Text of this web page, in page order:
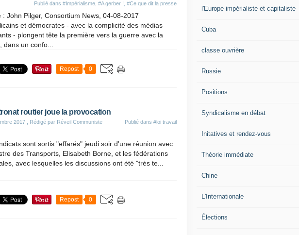
Publié dans #Impérialisme #A gerber ! #Ce que dit la presse
: John Pilger, Consortium News, 04-08-2017
et démocrates - avec la complicité des médias
- plongent tête la première vers la guerre avec la
dans un confo...
Repost 0
routier joue la provocation
2017 , Rédigé par Réveil Communiste Publié dans #loi travail
sont sortis "effarés" jeudi soir d'une réunion avec
des Transports, Elisabeth Borne, et les fédérations
avec lesquelles les discussions ont été "très te...
Repost 0
l'Europe impérialiste et capitaliste
Cuba
classe ouvrière
Russie
Positions
Syndicalisme en débat
Initatives et rendez-vous
Théorie immédiate
Chine
L'Internationale
Élections